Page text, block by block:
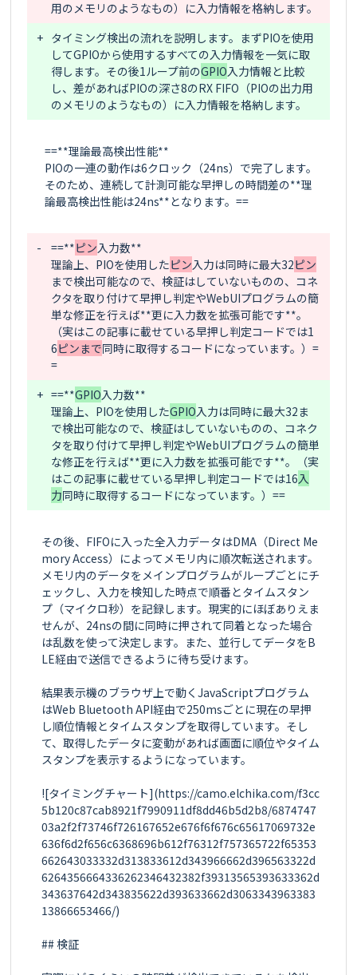
+ タイミング検出の流れを説明します。まずPIOを使用
してGPIOから使用するすべての入力情報を一気に取
得します。その後1ループ前のGPIO入力情報と比較
し、差があればPIOの深さ8のRX FIFO（PIOの出力用
==**理論最高検出性能**
PIOの一連の動作は6クロック（24ns）で完了します。
そのため、連続して計測可能な早押しの時間差の**理
論最高検出性能は24ns**となります。==
- ==**ピン入力数**
理論上、PIOを使用したピン入力は同時に最大32ピン
まで検出可能なので、検証はしていないものの、コネ
クタを取り付けて早押し判定やWebUIプログラムの簡
単な修正を行えば**更に入力数を拡張可能です**。
（実はこの記事に載せている早押し判定コードでは1
6ピンまで同時に取得するコードになっています。）=
=
+ ==**GPIO入力数**
理論上、PIOを使用したGPIO入力は同時に最大32ま
で検出可能なので、検証はしていないものの、コネク
タを取り付けて早押し判定やWebUIプログラムの簡単
な修正を行えば**更に入力数を拡張可能です**。（実
はこの記事に載せている早押し判定コードでは16入
力
同時に取得するコードになっています。）==